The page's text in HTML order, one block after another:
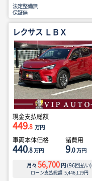
法定整備無
保証無
レクサス ＬＢＸ
現金支払総額
449.8 万円
車両本体価格
440.8万円
諸費用
9.0万円
月々 56,700 円 (96回払い)
ローン支払総額 5,446,119円